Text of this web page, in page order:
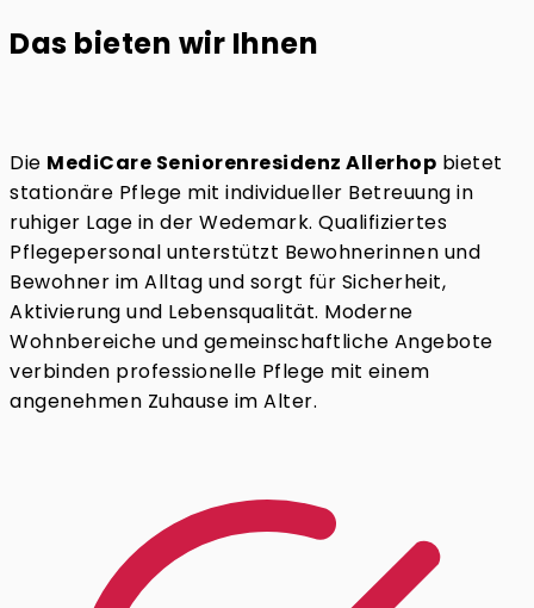
Das bieten wir Ihnen
Die MediCare Seniorenresidenz Allerhop bietet
stationäre Pflege mit individueller Betreuung in
ruhiger Lage in der Wedemark. Qualifiziertes
Pflegepersonal unterstützt Bewohnerinnen und
Bewohner im Alltag und sorgt für Sicherheit,
Aktivierung und Lebensqualität. Moderne
Wohnbereiche und gemeinschaftliche Angebote
verbinden professionelle Pflege mit einem
angenehmen Zuhause im Alter.